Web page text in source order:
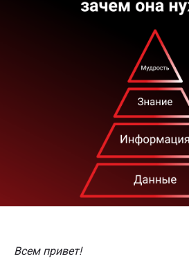
Всем привет!